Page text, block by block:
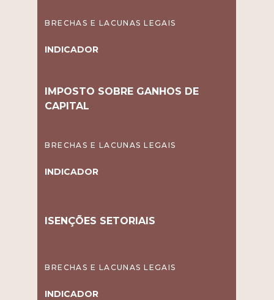
BRECHAS E LACUNAS LEGAIS
INDICADOR
IMPOSTO SOBRE GANHOS DE
CAPITAL
BRECHAS E LACUNAS LEGAIS
INDICADOR
ISENÇÕES SETORIAIS
BRECHAS E LACUNAS LEGAIS
INDICADOR